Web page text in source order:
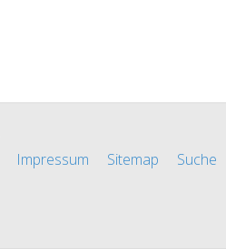
Impressum
Sitemap Suche